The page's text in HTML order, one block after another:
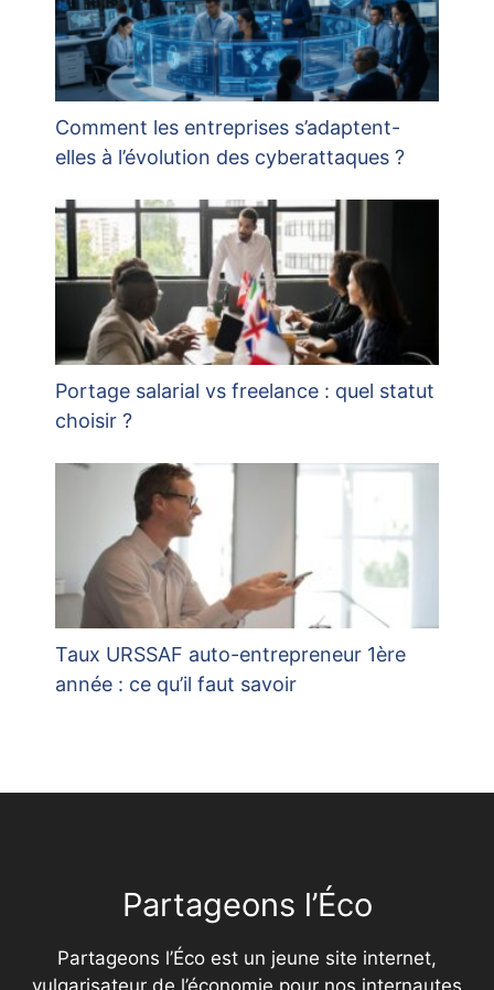
Comment les entreprises s’adaptent-
elles à l’évolution des cyberattaques ?
Portage salarial vs freelance : quel statut
choisir ?
Taux URSSAF auto-entrepreneur 1ère
année : ce qu’il faut savoir
Partageons l’Éco
Partageons l’Éco est un jeune site internet,
vulgarisateur de l’économie pour nos internautes